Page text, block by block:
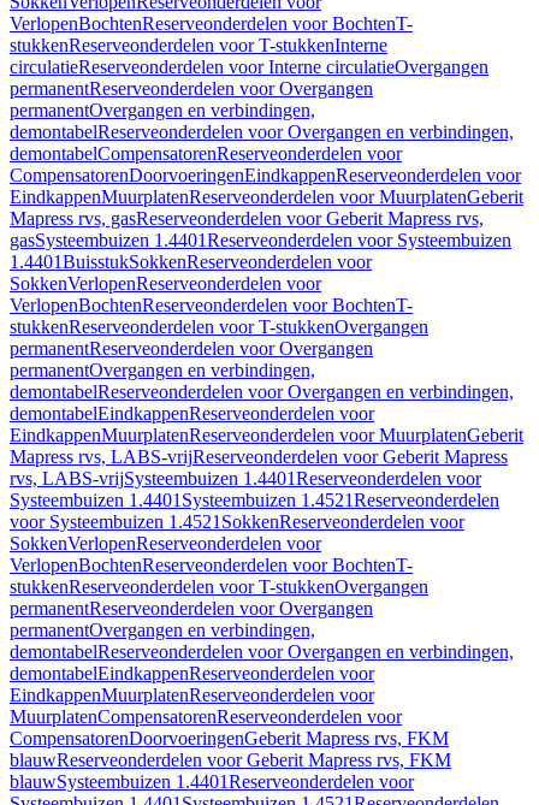
VerlopenBochtenReserveonderdelen voor BochtenT-
stukkenReserveonderdelen voor T-stukkenInterne
circulatieReserveonderdelen voor Interne circulatieOvergangen
permanentReserveonderdelen voor Overgangen
permanentOvergangen en verbindingen,
demontabelReserveonderdelen voor Overgangen en verbindingen,
demontabelCompensatorenReserveonderdelen voor
CompensatorenDoorvoeringenEindkappenReserveonderdelen voor
EindkappenMuurplatenReserveonderdelen voor MuurplatenGeberit
Mapress rvs, gasReserveonderdelen voor Geberit Mapress rvs,
gasSysteembuizen 1.4401Reserveonderdelen voor Systeembuizen
1.4401BuisstukSokkenReserveonderdelen voor
SokkenVerlopenReserveonderdelen voor
VerlopenBochtenReserveonderdelen voor BochtenT-
stukkenReserveonderdelen voor T-stukkenOvergangen
permanentReserveonderdelen voor Overgangen
permanentOvergangen en verbindingen,
demontabelReserveonderdelen voor Overgangen en verbindingen,
demontabelEindkappenReserveonderdelen voor
EindkappenMuurplatenReserveonderdelen voor MuurplatenGeberit
Mapress rvs, LABS-vrijReserveonderdelen voor Geberit Mapress
rvs, LABS-vrijSysteembuizen 1.4401Reserveonderdelen voor
Systeembuizen 1.4401 Systeembuizen 1.4521Reserveonderdelen
voor Systeembuizen 1.4521 SokkenReserveonderdelen voor
SokkenVerlopenReserveonderdelen voor
VerlopenBochtenReserveonderdelen voor BochtenT-
stukkenReserveonderdelen voor T-stukkenOvergangen
permanentReserveonderdelen voor Overgangen
permanentOvergangen en verbindingen,
demontabelReserveonderdelen voor Overgangen en verbindingen,
demontabelEindkappenReserveonderdelen voor
EindkappenMuurplatenReserveonderdelen voor
MuurplatenCompensatorenReserveonderdelen voor
CompensatorenDoorvoeringenGeberit Mapress rvs, FKM
blauwReserveonderdelen voor Geberit Mapress rvs, FKM
blauwSysteembuizen 1.4401Reserveonderdelen voor